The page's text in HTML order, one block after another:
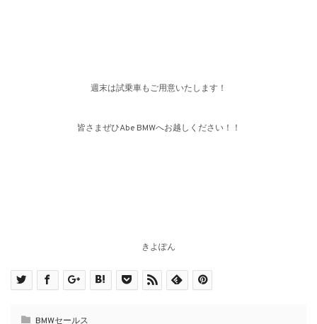
週末は試乗車もご用意いたします！
皆さまぜひAbe BMWへお越しください！！
きよぽん
BMWセールス